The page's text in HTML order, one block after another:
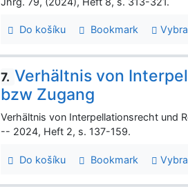
Do košíku Bookmark
7. Verhältnis von
bzw Zugang
Verhältnis von Interpellationsrecht
-- 2024, Heft 2, s. 137-159.
Do košíku Bookmark